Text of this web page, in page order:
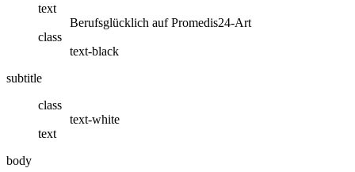
text
Berufsglücklich auf Promedis24-Art
class
text-black
subtitle
class
text-white
text
body